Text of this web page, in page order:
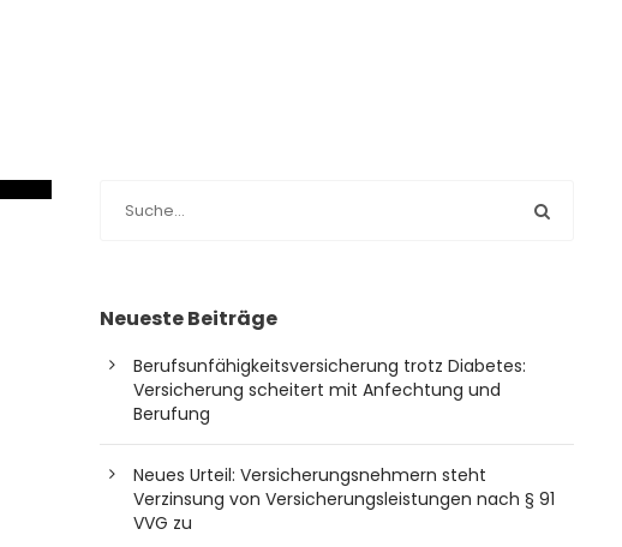
Neueste Beiträge
Berufsunfähigkeitsversicherung trotz Diabetes:
Versicherung scheitert mit Anfechtung und
Berufung
Neues Urteil: Versicherungsnehmern steht
Verzinsung von Versicherungsleistungen nach § 91
VVG zu